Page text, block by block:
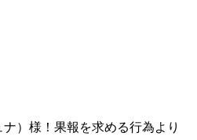
ナ）様！果報を求める行為より